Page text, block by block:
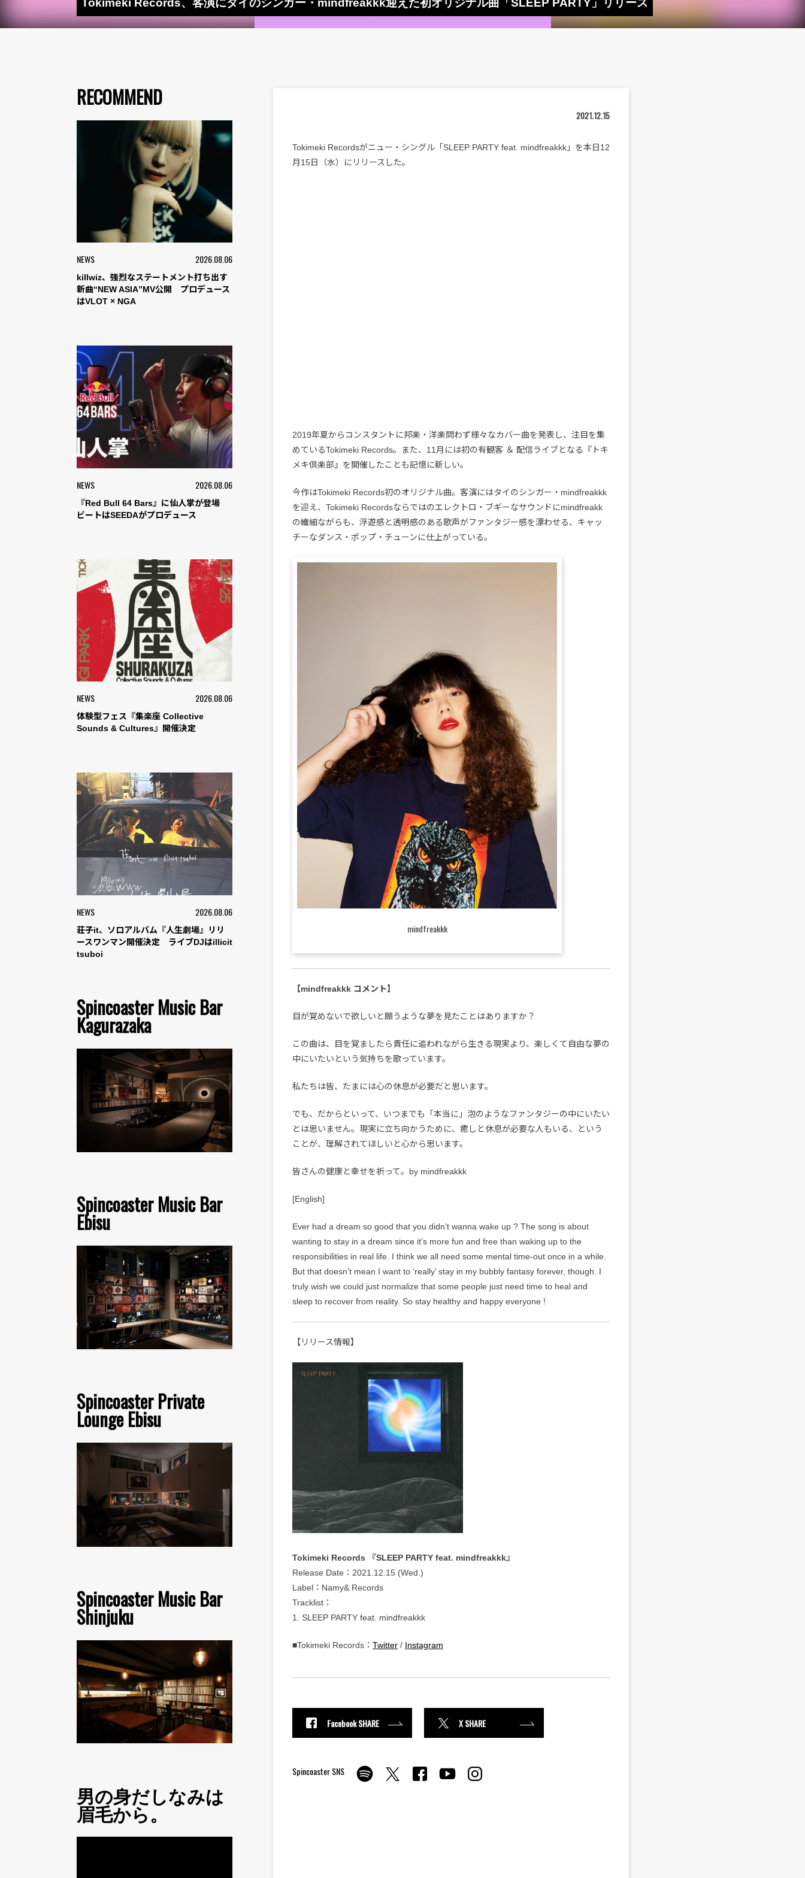
Tokimeki Records、客演にタイのシンガー・mindfreakkk迎えた初オリジナル曲「SLEEP PARTY」リリース
RECOMMEND
NEWS 2026.08.06
killwiz、強烈なステートメント打ち出す
新曲“NEW ASIA”MV公開 プロデュース
はVLOT × NGA
NEWS 2026.08.06
『Red Bull 64 Bars』に仙人掌が登場
ビートはSEEDAがプロデュース
NEWS 2026.08.06
体験型フェス『集楽座 Collective
Sounds & Cultures』開催決定
NEWS 2026.08.06
荘子it、ソロアルバム『人生劇場』リリ
ースワンマン開催決定 ライブDJはillicit
tsuboi
Spincoaster Music Bar
Kagurazaka
Spincoaster Music Bar
Ebisu
Spincoaster Private
Lounge Ebisu
Spincoaster Music Bar
Shinjuku
男の身だしなみは
眉毛から。
2021.12.15
Tokimeki Recordsがニュー・シングル「SLEEP PARTY feat. mindfreakkk」を本日12
月15日（水）にリリースした。
2019年夏からコンスタントに邦楽・洋楽問わず様々なカバー曲を発表し、注目を集
めているTokimeki Records。また、11月には初の有観客 ＆ 配信ライブとなる『トキ
メキ倶楽部』を開催したことも記憶に新しい。
今作はTokimeki Records初のオリジナル曲。客演にはタイのシンガー・mindfreakkk
を迎え、Tokimeki Recordsならではのエレクトロ・ブギーなサウンドにmindfreakk
の繊細ながらも、浮遊感と透明感のある歌声がファンタジー感を漂わせる、キャッ
チーなダンス・ポップ・チューンに仕上がっている。
mindfreakkk
【mindfreakkk コメント】
目が覚めないで欲しいと願うような夢を見たことはありますか？
この曲は、目を覚ましたら責任に追われながら生きる現実より、楽しくて自由な夢の
中にいたいという気持ちを歌っています。
私たちは皆、たまには心の休息が必要だと思います。
でも、だからといって、いつまでも「本当に」泡のようなファンタジーの中にいたい
とは思いません。現実に立ち向かうために、癒しと休息が必要な人もいる、という
ことが、理解されてほしいと心から思います。
皆さんの健康と幸せを祈って。by mindfreakkk
[English]
Ever had a dream so good that you didn’t wanna wake up ? The song is about
wanting to stay in a dream since it’s more fun and free than waking up to the
responsibilities in real life. I think we all need some mental time-out once in a while.
But that doesn’t mean I want to ‘really’ stay in my bubbly fantasy forever, though. I
truly wish we could just normalize that some people just need time to heal and
sleep to recover from reality. So stay healthy and happy everyone !
【リリース情報】
Tokimeki Records 『SLEEP PARTY feat. mindfreakkk』
Release Date：2021.12.15 (Wed.)
Label：Namy& Records
Tracklist：
1. SLEEP PARTY feat. mindfreakkk
■Tokimeki Records： Twitter / Instagram
Facebook SHARE X SHARE
Spincoaster SNS